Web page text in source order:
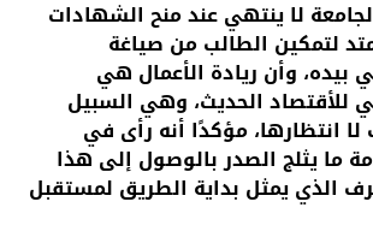
لا ينتهي عند منح الشهادات
لتمكين الطالب من صياغة
بيده، وأن ريادة الأعمال هي
للأقتصاد الحديث، وهي السبيل
لا انتظارها، مؤكدًا أنه رأى في
ما يثلج الصدر بالوصول إلى هذا
الذي يمثل بداية الطريق لمستقبل